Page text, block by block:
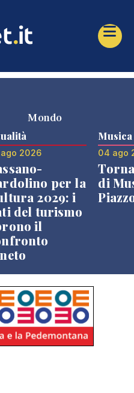
Mondo
2026
per la
2029: i
del turismo
il
Musica
04 ago
di